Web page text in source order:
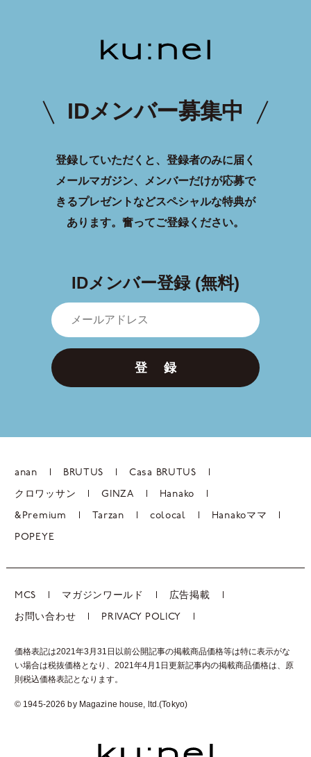
IDメンバー募集中
登録していただくと、登録者のみに届く
メールマガジン、メンバーだけが応募で
きるプレゼントなどスペシャルな特典が
あります。 奮ってご登録ください。
IDメンバー登録 (無料)
登 録
anan BRUTUS Casa BRUTUS
クロワッサン GINZA Hanako
&Premium Tarzan colocal Hanakoママ
POPEYE
MCS マガジンワールド 広告掲載
お問い合わせ PRIVACY POLICY
価格表記は2021年3月31日以前公開記事の掲載商品価格等は特に表示がな
い場合は税抜価格となり、2021年4月1日更新記事内の掲載商品価格は、 原
則税込価格表記となります。
© 1945-2026 by Magazine house, ltd.(Tokyo)